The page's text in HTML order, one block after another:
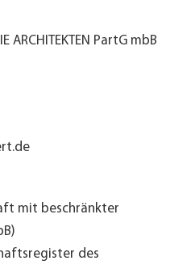
ARCHITEKTEN PartG mbB
mit beschränkter
des